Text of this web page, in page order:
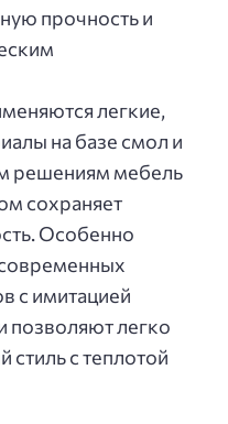
прочность и
легкие,
на базе смол и
решениям мебель
сохраняет
Особенно
с имитацией
позволяют легко
стиль с теплотой